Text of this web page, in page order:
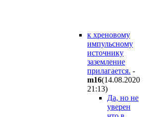
к хреновому
импульсному
источнику
заземление
прилагается. -
m16(14.08.2020
21:13)
Да, но не
уверен